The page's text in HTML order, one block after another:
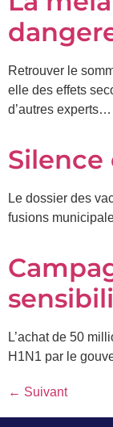
Retrouver le
elle des effets
d’autres experts…
Silence
Le dossier des
fusions
L’achat de 50
H1N1 par le
← Suivant